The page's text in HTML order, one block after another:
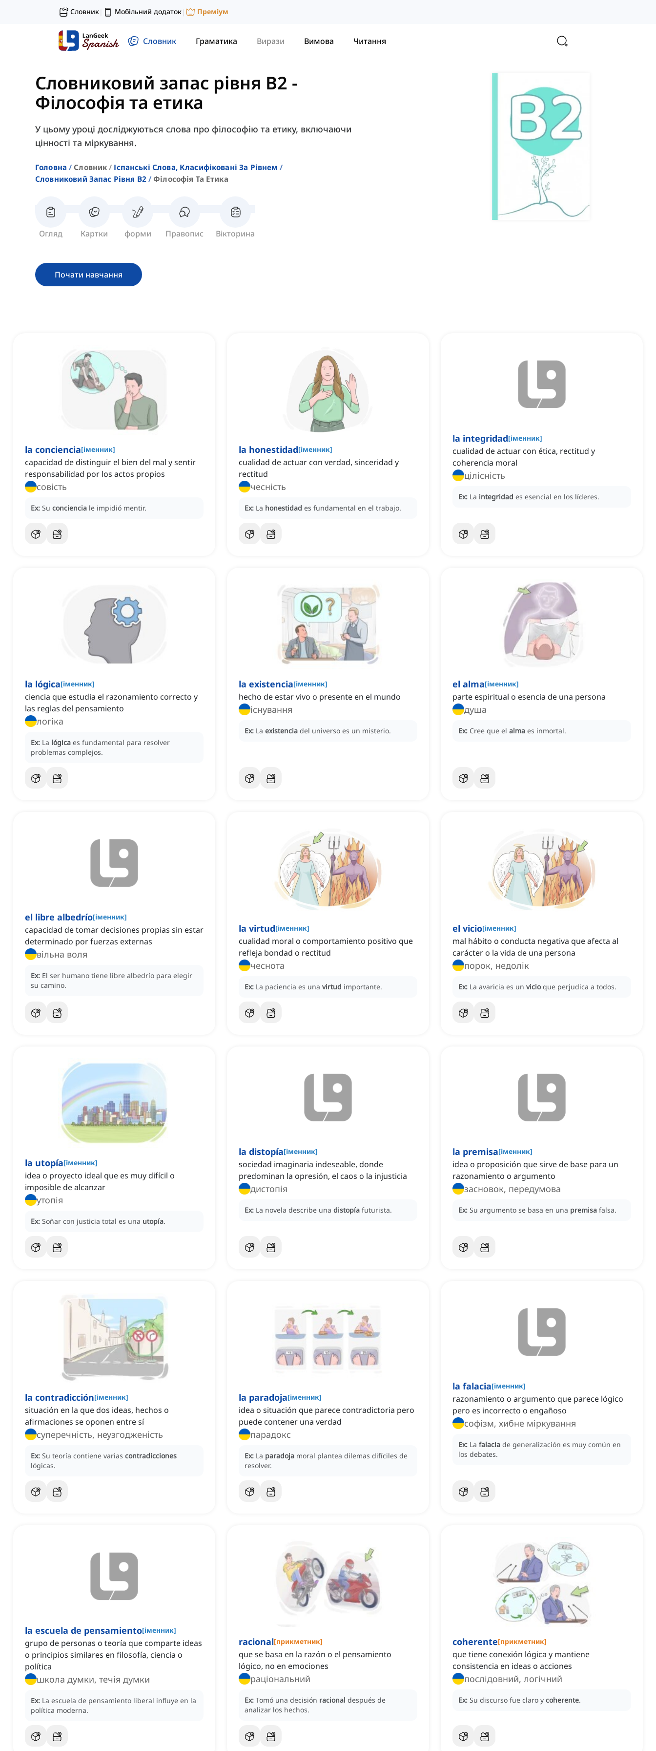
Словник| Мобільний додаток| Преміум
Словник Граматика Вирази Вимова Читання
Словниковий запас рівня B2 -
Філософія та етика
У цьому уроці досліджуються слова про філософію та етику, включаючи
цінності та міркування.
Головна Словник
Іспанські Слова, Класифіковані За Рівнем
Словниковий Запас Рівня B2
Філософія Та Етика
Огляд Картки форми Правопис Вікторина
Почати навчання
la conciencia[іменник]
capacidad de distinguir el bien del mal y sentir
responsabilidad por los actos propios
совість
Ex: Su conciencia le impidió mentir.
la honestidad[іменник]
cualidad de actuar con verdad, sinceridad y
rectitud
чесність
Ex: La honestidad es fundamental en el trabajo.
la integridad[іменник]
cualidad de actuar con ética, rectitud y
coherencia moral
цілісність
Ex: La integridad es esencial en los líderes.
la lógica[іменник]
ciencia que estudia el razonamiento correcto y
las reglas del pensamiento
логіка
Ex: La lógica es fundamental para resolver
problemas complejos.
la existencia[іменник]
hecho de estar vivo o presente en el mundo
існування
Ex: La existencia del universo es un misterio.
el alma[іменник]
parte espiritual o esencia de una persona
душа
Ex: Cree que el alma es inmortal.
el libre albedrío[іменник]
capacidad de tomar decisiones propias sin estar
determinado por fuerzas externas
вільна воля
Ex: El ser humano tiene libre albedrío para elegir
su camino.
la virtud[іменник]
cualidad moral o comportamiento positivo que
refleja bondad o rectitud
чеснота
Ex: La paciencia es una virtud importante.
el vicio[іменник]
mal hábito o conducta negativa que afecta al
carácter o la vida de una persona
порок, недолік
Ex: La avaricia es un vicio que perjudica a todos.
la utopía[іменник]
idea o proyecto ideal que es muy difícil o
imposible de alcanzar
утопія
Ex: Soñar con justicia total es una utopía.
la distopía[іменник]
sociedad imaginaria indeseable, donde
predominan la opresión, el caos o la injusticia
дистопія
Ex: La novela describe una distopía futurista.
la premisa[іменник]
idea o proposición que sirve de base para un
razonamiento o argumento
засновок, передумова
Ex: Su argumento se basa en una premisa falsa.
la contradicción[іменник]
situación en la que dos ideas, hechos o
afirmaciones se oponen entre sí
суперечність, неузгодженість
Ex: Su teoría contiene varias contradicciones
lógicas.
la paradoja[іменник]
idea o situación que parece contradictoria pero
puede contener una verdad
парадокс
Ex: La paradoja moral plantea dilemas difíciles de
resolver.
la falacia[іменник]
razonamiento o argumento que parece lógico
pero es incorrecto o engañoso
софізм, хибне міркування
Ex: La falacia de generalización es muy común en
los debates.
la escuela de pensamiento[іменник]
grupo de personas o teoría que comparte ideas
o principios similares en filosofía, ciencia o
política
школа думки, течія думки
Ex: La escuela de pensamiento liberal influye en la
política moderna.
racional[прикметник]
que se basa en la razón o el pensamiento
lógico, no en emociones
раціональний
Ex: Tomó una decisión racional después de
analizar los hechos.
coherente[прикметник]
que tiene conexión lógica y mantiene
consistencia en ideas o acciones
послідовний, логічний
Ex: Su discurso fue claro y coherente.